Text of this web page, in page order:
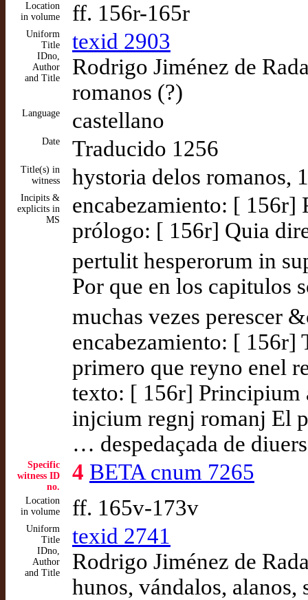
Location
in volume
ff. 156r-165r
Uniform
Title
IDno,
Author
and Title
texid 2903
Rodrigo Jiménez de
romanos (?)
Language castellano
Date Traducido 1256
Title(s) in
witness
hystoria delos romanos,
Incipits &
explicits in
MS
encabezamiento: [ 156r]
prólogo: [ 156r] Quia
pertulit hesperorum in
Por que en los capitulos
muchas vezes perescer
encabezamiento: [ 156r]
primero que reyno enel
texto: [ 156r] Principium
injcium regnj romanj El
… despedaçada de
Specific
witness ID
no.
4 BETA cnum 7265
Location
in volume
ff. 165v-173v
Uniform
Title
IDno,
Author
and Title
texid 2741
Rodrigo Jiménez de
hunos, vándalos,